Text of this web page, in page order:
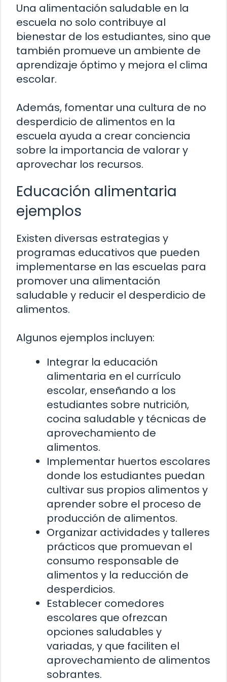
Una alimentación saludable en la
escuela no solo contribuye al
bienestar de los estudiantes, sino que
también promueve un ambiente de
aprendizaje óptimo y mejora el clima
escolar.
Además, fomentar una cultura de no
desperdicio de alimentos en la
escuela ayuda a crear conciencia
sobre la importancia de valorar y
aprovechar los recursos.
Educación alimentaria
ejemplos
Existen diversas estrategias y
programas educativos que pueden
implementarse en las escuelas para
promover una alimentación
saludable y reducir el desperdicio de
alimentos.
Algunos ejemplos incluyen:
Integrar la educación
alimentaria en el currículo
escolar, enseñando a los
estudiantes sobre nutrición,
cocina saludable y técnicas de
aprovechamiento de
alimentos.
Implementar huertos escolares
donde los estudiantes puedan
cultivar sus propios alimentos y
aprender sobre el proceso de
producción de alimentos.
Organizar actividades y talleres
prácticos que promuevan el
consumo responsable de
alimentos y la reducción de
desperdicios.
Establecer comedores
escolares que ofrezcan
opciones saludables y
variadas, y que faciliten el
aprovechamiento de alimentos
sobrantes.